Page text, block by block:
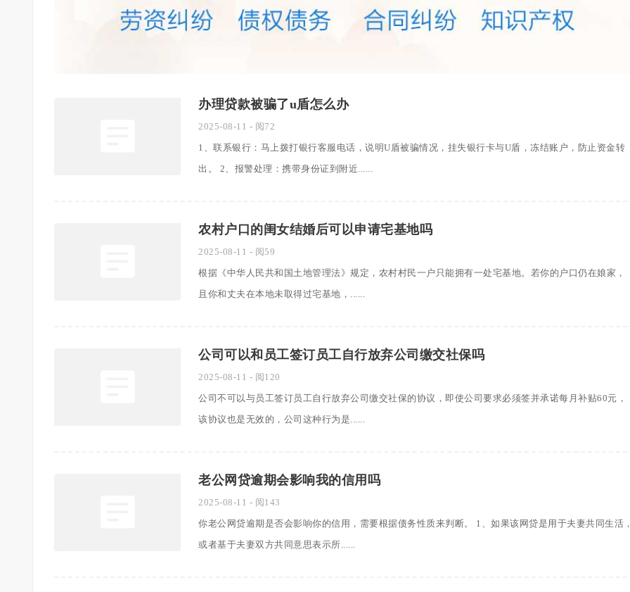
办理贷款被骗了u盾怎么办
2025-08-11 - 阅72
1、联系银行：马上拨打银行客服电话，说明U盾被骗情况，挂失银行卡与U盾，冻结账户，防止资金转
出。 2、报警处理：携带身份证到附近......
农村户口的闺女结婚后可以申请宅基地吗
2025-08-11 - 阅59
根据《中华人民共和国土地管理法》规定，农村村民一户只能拥有一处宅基地。若你的户口仍在娘家，
且你和丈夫在本地未取得过宅基地，......
公司可以和员工签订员工自行放弃公司缴交社保吗
2025-08-11 - 阅120
公司不可以与员工签订员工自行放弃公司缴交社保的协议，即使公司要求必须签并承诺每月补贴60元，
该协议也是无效的，公司这种行为是......
老公网贷逾期会影响我的信用吗
2025-08-11 - 阅143
你老公网贷逾期是否会影响你的信用，需要根据债务性质来判断。 1、如果该网贷是用于夫妻共同生活
或者基于夫妻双方共同意思表示所......